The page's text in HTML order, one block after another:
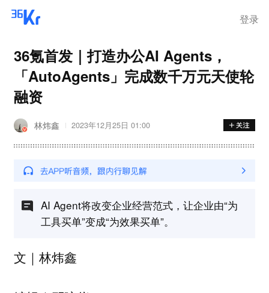
登录
36氪首发｜打造办公AI Agents，
「AutoAgents」完成数千万元天使轮
融资
林炜鑫 2023年12月25日 01:00
AI Agent将改变企业经营范式，让企业由“为
工具买单”变成“为效果买单”。
文｜林炜鑫